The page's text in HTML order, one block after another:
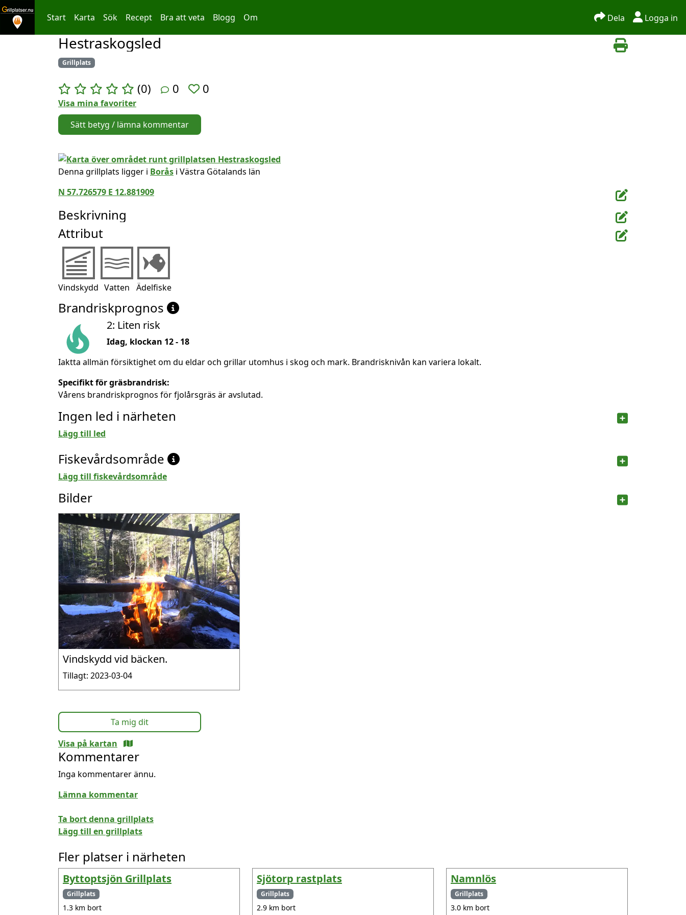
Hoppa till innehållet
Start Karta Sök Recept Bra att veta Blogg Om Dela Logga in
Hestraskogsled
Grillplats
(0) 0 0
Visa mina favoriter
Sätt betyg / lämna kommentar
Denna grillplats ligger i Borås i Västra Götalands län
N 57.726579 E 12.881909
Beskrivning
Attribut
Vindskydd Vatten Ädelfiske
Brandriskprognos
2: Liten risk
Idag, klockan 12 - 18
Iaktta allmän försiktighet om du eldar och grillar utomhus i skog och mark. Brandrisknivån kan variera lokalt.
Specifikt för gräsbrandrisk:
Vårens brandriskprognos för fjolårsgräs är avslutad.
Ingen led i närheten
Lägg till led
Fiskevårdsområde
Lägg till fiskevårdsområde
Bilder
Vindskydd vid bäcken.
Tillagt: 2023-03-04
Ta mig dit
Visa på kartan
Kommentarer
Inga kommentarer ännu.
Lämna kommentar
Ta bort denna grillplats
Lägg till en grillplats
Fler platser i närheten
Byttoptsjön Grillplats
Grillplats
1.3 km bort
Sjötorp rastplats
Grillplats
2.9 km bort
Namnlös
Grillplats
3.0 km bort